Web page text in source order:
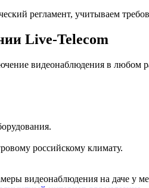
регламент, учитываем
Live-Telecom
видеонаблюдения в любом
российскому климату.
видеонаблюдения на даче